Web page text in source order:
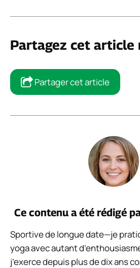
Partagez cet article
Partager cet article
Ce contenu a été rédigé
Sportive de longue date—je
yoga avec autant
j’exerce depuis plus de dix ans